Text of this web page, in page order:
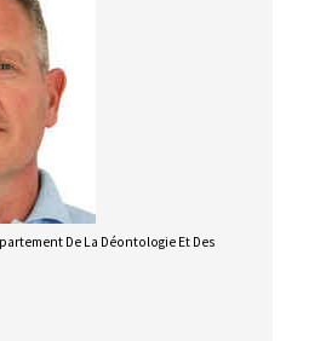
De La Déontologie Et Des